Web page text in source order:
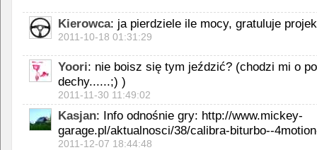
Kierowca: ja pierdziele ile mocy, gratuluje
2011-10-18 01:31:29
Yoori: nie boisz się tym jeździć? (chodzi mi o
dechy......;) )
2011-11-30 11:49:02
Kasjan: Info odnośnie gry: http://www.mickey-
garage.pl/aktualnosci/38/calibra-biturbo--
2011-12-07 18:44:48